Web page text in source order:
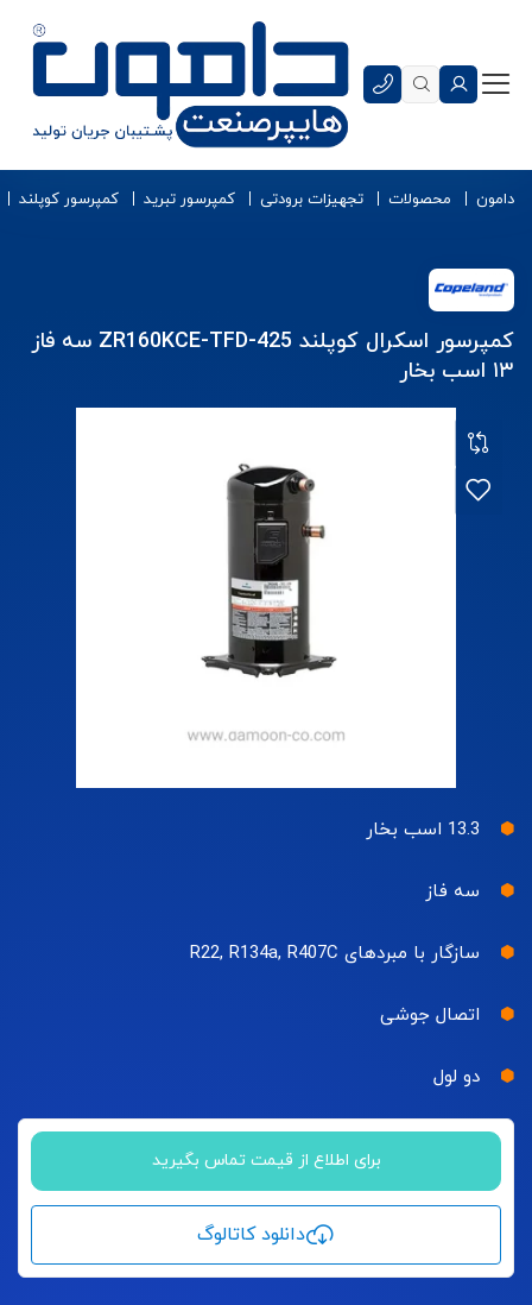
دامون محصولات تجهیزات برودتی کمپرسور تبرید کمپرسور کوپلند
کمپرسور اسکرال کوپلند ZR160KCE-TFD-425 سه فاز
۱۳ اسب بخار
13.3 اسب بخار
سه فاز
سازگار با مبردهای R22, R134a, R407C
اتصال جوشی
دو لول
برای اطلاع از قیمت تماس بگیرید
دانلود کاتالوگ